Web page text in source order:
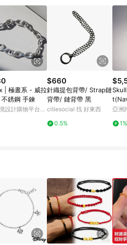
商品，禮物卡，開館保證金，補
9. LINE 購物站上之商品規格、
品資訊頁及購物車不符，以
標示為準。 10. 點數紅包使用規
11. 若於 LINE 購物前往 Pinkoi
並完成訂單，不符合導購資格；承
透過 LINE 購物前往 Pinkoi 頁
| 極晝系 - 威拉
銹鋼 手鍊
設計購物平台
$660
針織提包背帶/ Strap鏈
背帶/ 鏈背帶 黑
citiesocial 找 好東西
0.5%
生手
亞洲
1%